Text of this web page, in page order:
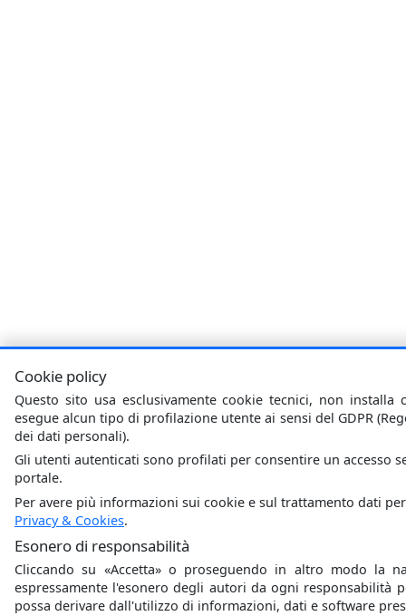
Cookie policy
Questo sito usa esclusivamente cookie tecnici, non
esegue alcun tipo di profilazione utente ai sensi del GDPR
dei dati personali).
Gli utenti autenticati sono profilati per consentire un accesso
portale.
Per avere più informazioni sui cookie e sul trattamento dati
Privacy & Cookies.
Esonero di responsabilità
Cliccando su Accetta o proseguendo in altro modo la
espressamente l'esonero degli autori da ogni responsabilità
possa derivare dall'utilizzo di informazioni, dati e software